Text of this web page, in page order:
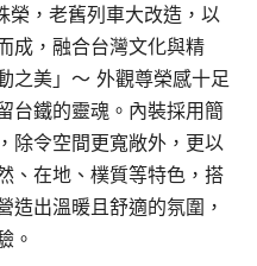
，老舊列車大改造，以
成，融合台灣文化與精
之美」～ 外觀尊榮感十足
台鐵的靈魂。內裝採用簡
除令空間更寬敞外，更以
、在地、樸質等特色，搭
造出溫暖且舒適的氛圍，
。